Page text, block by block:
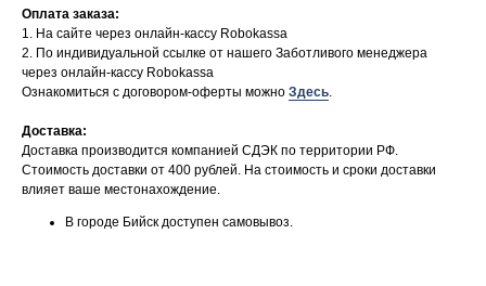
Оплата заказа:
1. На сайте через онлайн-кассу Robokassa
2. По индивидуальной ссылке от нашего Заботливого менеджера
через онлайн-кассу Robokassa
Ознакомиться с договором-оферты можно Здесь.
Доставка:
Доставка производится компанией СДЭК по территории РФ.
Стоимость доставки от 400 рублей. На стоимость и сроки доставки
влияет ваше местонахождение.
В городе Бийск доступен самовывоз.